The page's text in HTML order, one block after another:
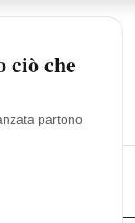
ciò che
partono